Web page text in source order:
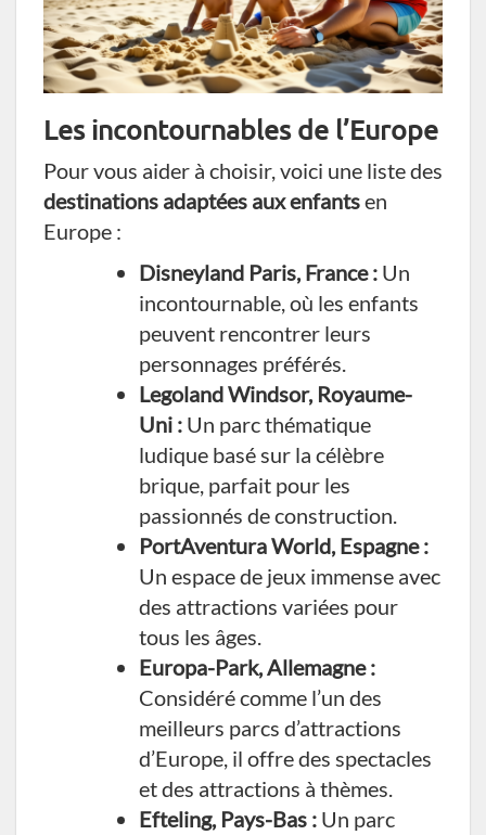
Les incontournables de l’Europe
Pour vous aider à choisir, voici une liste des
destinations adaptées aux enfantsen
Europe :
Disneyland Paris, France : Un
incontournable, où les enfants
peuvent rencontrer leurs
personnages préférés.
Legoland Windsor, Royaume-
Uni : Un parc thématique
ludique basé sur la célèbre
brique, parfait pour les
passionnés de construction.
PortAventura World, Espagne :
Un espace de jeux immense avec
des attractions variées pour
tous les âges.
Europa-Park, Allemagne :
Considéré comme l’un des
meilleurs parcs d’attractions
d’Europe, il offre des spectacles
et des attractions à thèmes.
Efteling, Pays-Bas : Un parc